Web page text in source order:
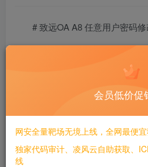
# 致远OA A8 任意用户密码
二、漏洞影响
————
会员低价促
网安全量靶场无境上线，全网最便宜
独家代码审计、凌风云自助获取、
线